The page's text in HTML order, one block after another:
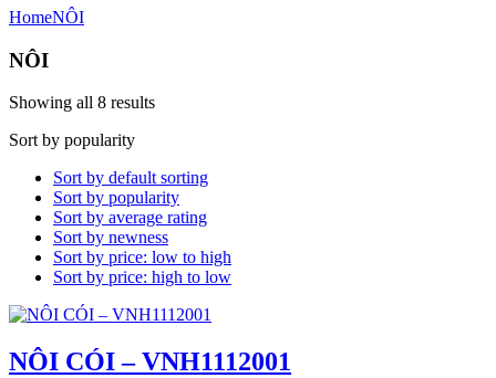
HomeNÔI
NÔI
Showing all 8 results
Sort by popularity
Sort by default sorting
Sort by popularity
Sort by average rating
Sort by newness
Sort by price: low to high
Sort by price: high to low
NÔI CÓI – VNH1112001